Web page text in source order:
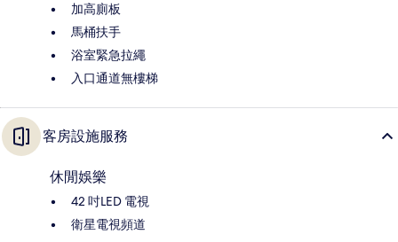
加高廁板
馬桶扶手
浴室緊急拉繩
入口通道無樓梯
客房設施服務
休閒娛樂
42 吋LED 電視
衛星電視頻道